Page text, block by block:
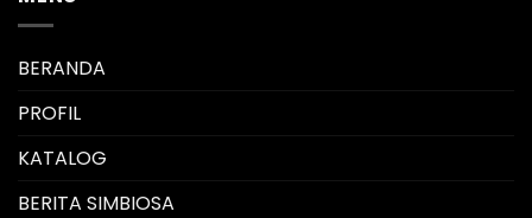
BERANDA
PROFIL
KATALOG
BERITA SIMBIOSA